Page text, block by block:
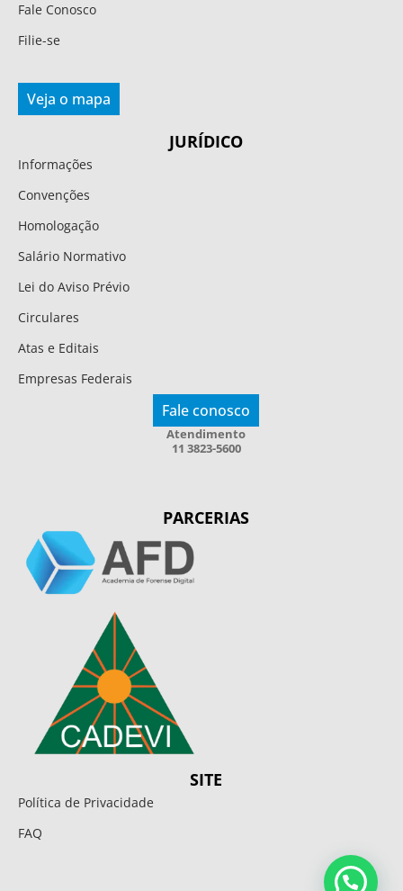
Fale Conosco
Filie-se
Veja o mapa
JURÍDICO
Informações
Convenções
Homologação
Salário Normativo
Lei do Aviso Prévio
Circulares
Atas e Editais
Empresas Federais
Fale conosco
Atendimento
11 3823-5600
PARCERIAS
SITE
Política de Privacidade
FAQ